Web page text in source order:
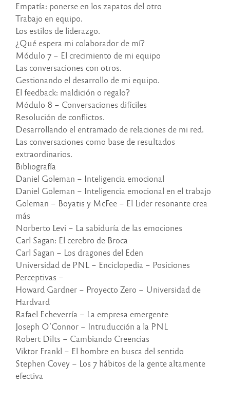
Empatía: ponerse en los zapatos del otro
Trabajo en equipo.
Los estilos de liderazgo.
¿Qué espera mi colaborador de mí?
Módulo 7 – El crecimiento de mi equipo
Las conversaciones con otros.
Gestionando el desarrollo de mi equipo.
El feedback: maldición o regalo?
Módulo 8 – Conversaciones difíciles
Resolución de conflictos.
Desarrollando el entramado de relaciones de mi red.
Las conversaciones como base de resultados
extraordinarios.
Bibliografía
Daniel Goleman – Inteligencia emocional
Daniel Goleman – Inteligencia emocional en el trabajo
Goleman – Boyatis y McFee – El Lider resonante crea
más
Norberto Levi – La sabiduría de las emociones
Carl Sagan: El cerebro de Broca
Carl Sagan – Los dragones del Eden
Universidad de PNL – Enciclopedia – Posiciones
Perceptivas –
Howard Gardner – Proyecto Zero – Universidad de
Hardvard
Rafael Echeverría – La empresa emergente
Joseph O’Connor – Intruducción a la PNL
Robert Dilts – Cambiando Creencias
Viktor Frankl – El hombre en busca del sentido
Stephen Covey – Los 7 hábitos de la gente altamente
efectiva